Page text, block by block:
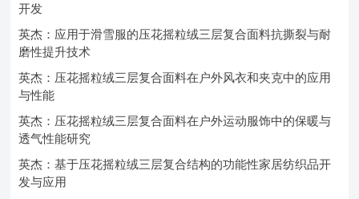
开发
英杰：应用于滑雪服的压花摇粒绒三层复合面料抗撕裂与耐
磨性提升技术
英杰：压花摇粒绒三层复合面料在户外风衣和夹克中的应用
与性能
英杰：压花摇粒绒三层复合面料在户外运动服饰中的保暖与
透气性能研究
英杰：基于压花摇粒绒三层复合结构的功能性家居纺织品开
发与应用